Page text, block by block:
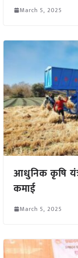
March 5, 2025
आधुनिक कृषि
कमाई
March 5, 2025